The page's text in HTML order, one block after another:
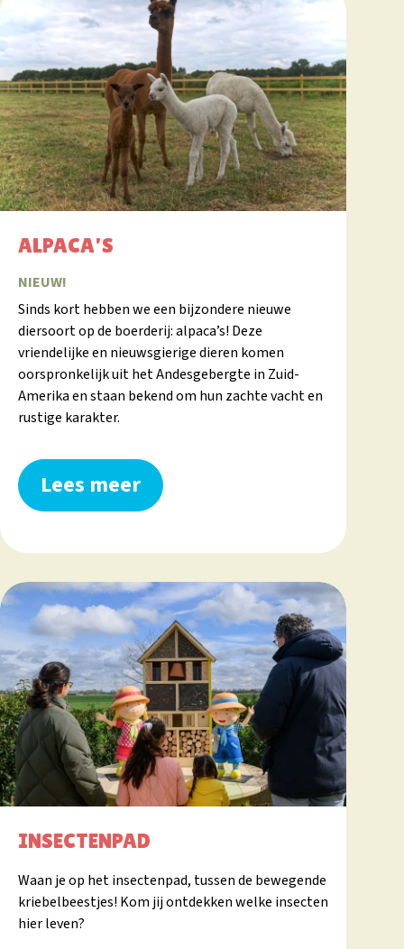
ALPACA'S
NIEUW!
Sinds kort hebben we een bijzondere nieuwe
diersoort op de boerderij: alpaca’s! Deze
vriendelijke en nieuwsgierige dieren komen
oorspronkelijk uit het Andesgebergte in Zuid-
Amerika en staan bekend om hun zachte vacht en
rustige karakter.
Lees meer
INSECTENPAD
Waan je op het insectenpad, tussen de bewegende
kriebelbeestjes! Kom jij ontdekken welke insecten
hier leven?